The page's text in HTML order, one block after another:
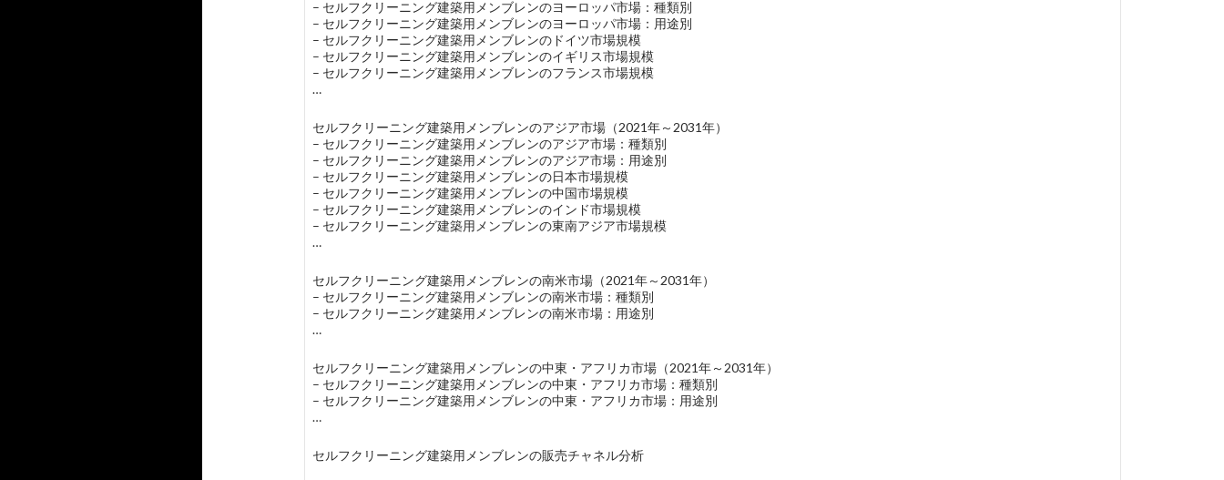
– セルフクリーニング建築用メンブレンのヨーロッパ市場：種類別
– セルフクリーニング建築用メンブレンのヨーロッパ市場：用途別
– セルフクリーニング建築用メンブレンのドイツ市場規模
– セルフクリーニング建築用メンブレンのイギリス市場規模
– セルフクリーニング建築用メンブレンのフランス市場規模
…
セルフクリーニング建築用メンブレンのアジア市場（2021年～2031年）
– セルフクリーニング建築用メンブレンのアジア市場：種類別
– セルフクリーニング建築用メンブレンのアジア市場：用途別
– セルフクリーニング建築用メンブレンの日本市場規模
– セルフクリーニング建築用メンブレンの中国市場規模
– セルフクリーニング建築用メンブレンのインド市場規模
– セルフクリーニング建築用メンブレンの東南アジア市場規模
…
セルフクリーニング建築用メンブレンの南米市場（2021年～2031年）
– セルフクリーニング建築用メンブレンの南米市場：種類別
– セルフクリーニング建築用メンブレンの南米市場：用途別
…
セルフクリーニング建築用メンブレンの中東・アフリカ市場（2021年～2031年）
– セルフクリーニング建築用メンブレンの中東・アフリカ市場：種類別
– セルフクリーニング建築用メンブレンの中東・アフリカ市場：用途別
…
セルフクリーニング建築用メンブレンの販売チャネル分析